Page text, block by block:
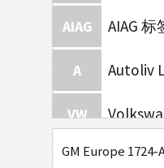
AIAG AIAG 标
A Autoliv
VW
GM
GM Europe 1724-